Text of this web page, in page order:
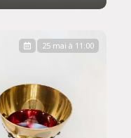
25 mai à 11:00